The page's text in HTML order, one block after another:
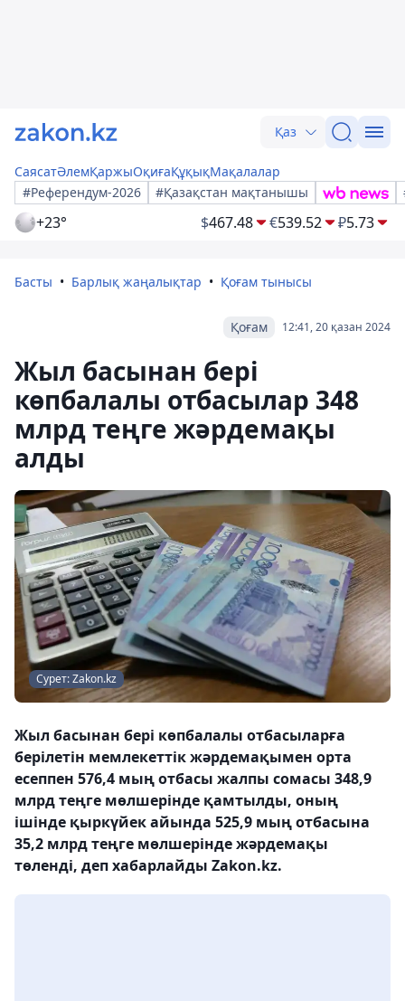
Қаз
СаясатӘлемҚаржыОқиғаҚұқықМақалалар
#Референдум-2026
#Қазақстан мақтанышы
+23° $467.48 €539.52 ₽5.73
Басты Барлық жаңалықтар Қоғам тынысы
12:41, 20 қазан 2024
Қоғам
Жыл басынан бері
көпбалалы отбасылар 348
млрд теңге жәрдемақы
алды
Сурет: Zakon.kz
Жыл басынан бері көпбалалы отбасыларға
берілетін мемлекеттік жәрдемақымен орта
есеппен 576,4 мың отбасы жалпы сомасы 348,9
млрд теңге мөлшерінде қамтылды, оның
ішінде қыркүйек айында 525,9 мың отбасына
35,2 млрд теңге мөлшерінде жәрдемақы
төленді, деп хабарлайды Zakon.kz.